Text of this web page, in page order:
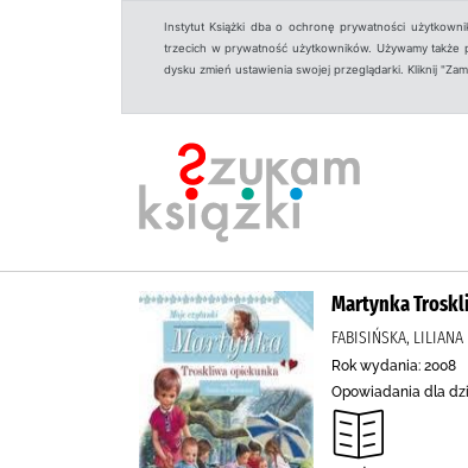
Instytut Książki dba o ochronę prywatności
trzecich w prywatność użytkowników. Używamy także
dysku zmień ustawienia swojej przeglądarki. Kliknij
Martynka
FABISIŃSKA, LILIANA
Rok wydania: 2008
Opowiadania dla